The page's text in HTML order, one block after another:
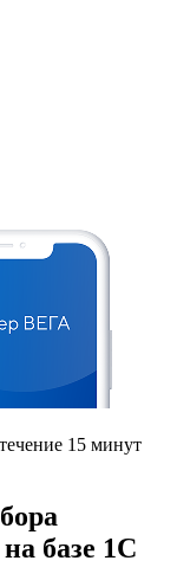
15 минут
базе 1С